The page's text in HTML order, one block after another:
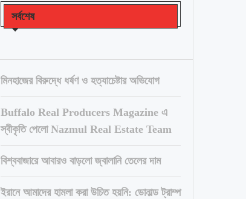
সর্বশেষ
মিনহাজের বিরুদ্ধে ধর্ষণ ও হত্যাচেষ্টার অভিযোগ
Buffalo Real Producers Magazine এ
স্বীকৃতি পেলো Nazmul Real Estate Team
বিশ্ববাজারে আবারও বাড়লো জ্বালানি তেলের দাম
ইরানে আমাদের হামলা করা উচিত হয়নি: ডোনাল্ড ট্রাম্প